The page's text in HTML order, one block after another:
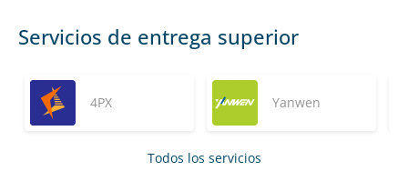
Servicios de entrega superior
4PX Yanwen
Todos los servicios